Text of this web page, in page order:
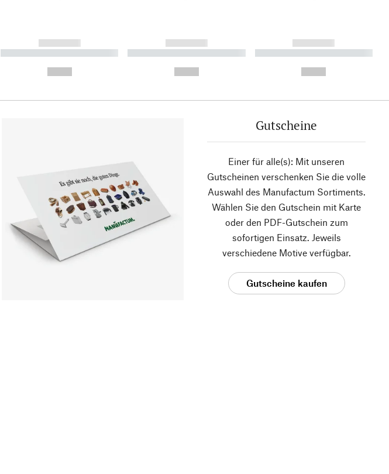
------------
----------- ----------- ----------
------------
----------- ----------- ----------
------------
----------- ----------- ----------
Gutscheine
Einer für alle(s): Mit unseren
Gutscheinen verschenken Sie die volle
Auswahl des Manufactum Sortiments.
Wählen Sie den Gutschein mit Karte
oder den PDF-Gutschein zum
sofortigen Einsatz. Jeweils
verschiedene Motive verfügbar.
Gutscheine kaufen